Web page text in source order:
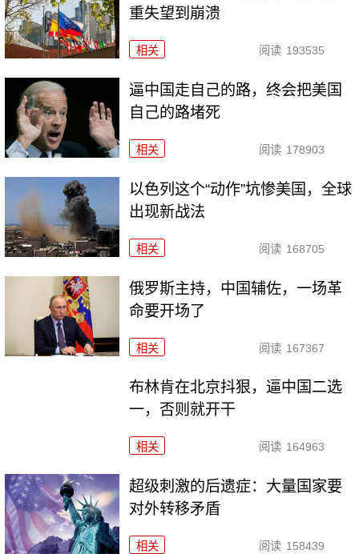
重失望到崩溃
相关 阅读 193535
逼中国走自己的路，终会把美国
自己的路堵死
相关 阅读 178903
以色列这个“动作”坑惨美国，全球
出现新战法
相关 阅读 168705
俄罗斯主持，中国辅佐，一场革
命要开场了
相关 阅读 167367
布林肯在北京抖狠，逼中国二选
一，否则就开干
相关 阅读 164963
超级刺激的后遗症：大量国家要
对外转移矛盾
相关 阅读 158439